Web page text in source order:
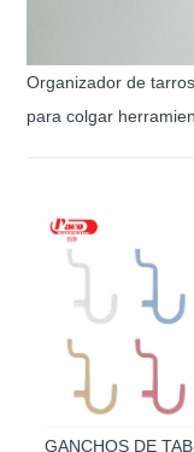
Organizador de
para colgar
GANCHOS DE